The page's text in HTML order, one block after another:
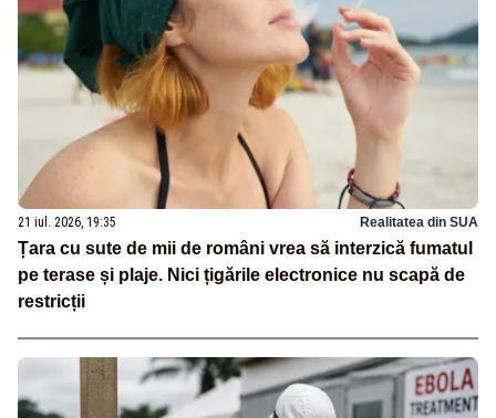
21 iul. 2026, 19:35 Realitatea din SUA
Țara cu sute de mii de români vrea să interzică fumatul
pe terase și plaje. Nici țigările electronice nu scapă de
restricții